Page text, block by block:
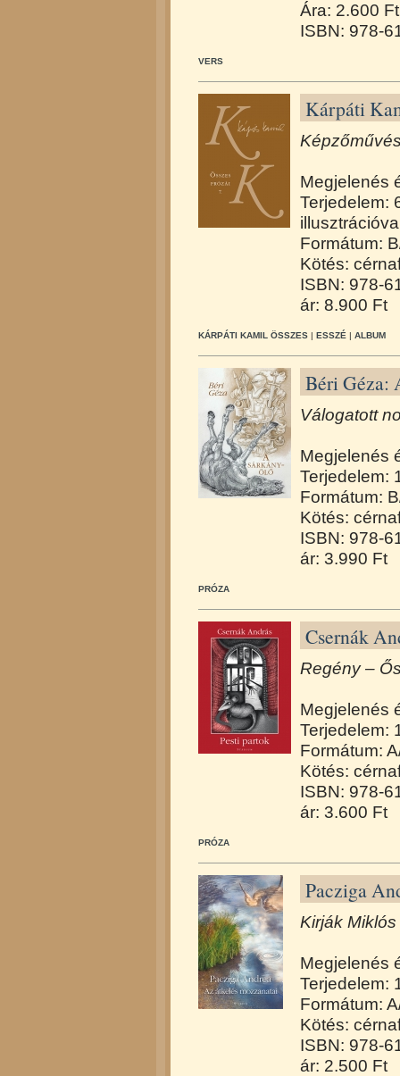
Ára: 2.600 Ft
ISBN: 978-
VERS
Kárpáti
Megjelenés
Terjedelem:
Formátum:
Kötés:
ISBN: 978-
ár: 8.900 Ft
KÁRPÁTI KAMIL ÖSSZES | ESSZÉ | ALBUM
Béri Géza:
Válogatott
Megjelenés
Terjedelem:
Formátum:
Kötés:
ISBN: 978-
ár: 3.990 Ft
PRÓZA
Csernák
Regény –
Megjelenés
Terjedelem:
Formátum:
Kötés:
ISBN: 978-
ár: 3.600 Ft
PRÓZA
Pacziga
Kirják
Megjelenés
Terjedelem:
Formátum:
Kötés:
ISBN: 978-
ár: 2.500 Ft